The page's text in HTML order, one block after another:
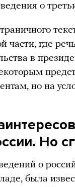
о
части, где
в
но на
Но
о
была